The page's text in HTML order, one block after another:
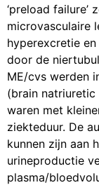
‘preload failure’
microvasculaire
hyperexcretie
door de
ME/cvs werden
(brain
waren met
ziekteduur. De
kunnen zijn aan
urineproductie
plasma/